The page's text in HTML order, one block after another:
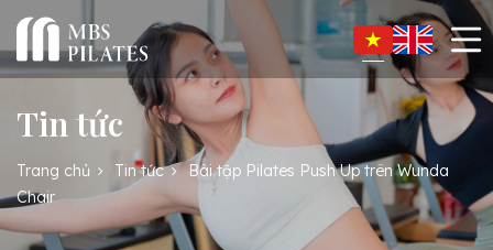
Tin tức
Trang chủ Tin tức
Bài tập Pilates Push Up trên Wunda
Chair